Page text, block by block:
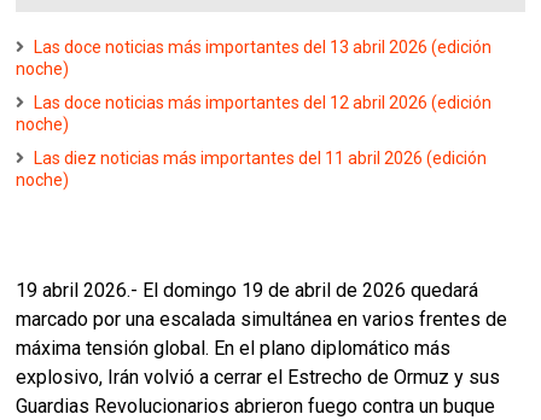
Las doce noticias más importantes del 13 abril 2026 (edición
noche)
Las doce noticias más importantes del 12 abril 2026 (edición
noche)
Las diez noticias más importantes del 11 abril 2026 (edición
noche)
19 abril 2026.- El domingo 19 de abril de 2026 quedará
marcado por una escalada simultánea en varios frentes de
máxima tensión global. En el plano diplomático más
explosivo, Irán volvió a cerrar el Estrecho de Ormuz y sus
Guardias Revolucionarios abrieron fuego contra un buque